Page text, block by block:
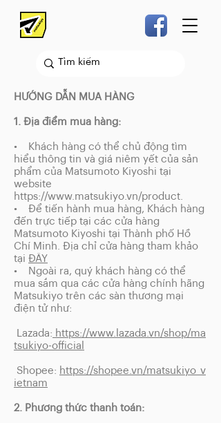
HƯỚNG DẪN MUA HÀNG
1. Địa điểm mua hàng:
• Khách hàng có thể chủ động tìm
hiểu thông tin và giá niêm yết của sản
phẩm của Matsumoto Kiyoshi tại
website
https://www.matsukiyo.vn/product.
• Để tiến hành mua hàng, Khách hàng
đến trực tiếp tại các cửa hàng
Matsumoto Kiyoshi tại Thành phố Hồ
Chí Minh. Địa chỉ cửa hàng tham khảo
tại ĐÂY
• Ngoài ra, quý khách hàng có thể
mua sắm qua các cửa hàng chính hãng
Matsukiyo trên các sàn thương mại
điện tử như:
Lazada: https://www.lazada.vn/shop/ma
tsukiyo-official
Shopee: https://shopee.vn/matsukiyo_v
ietnam
2. Phương thức thanh toán: